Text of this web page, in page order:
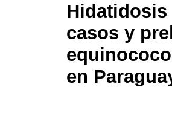
casos y
en